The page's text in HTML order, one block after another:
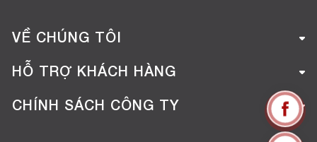
VỀ CHÚNG TÔI
Giới thiệu công ty
Tuyển dụng
HỖ TRỢ KHÁCH HÀNG
Hướng dẫn mua hàng online
CHÍNH SÁCH CÔNG TY